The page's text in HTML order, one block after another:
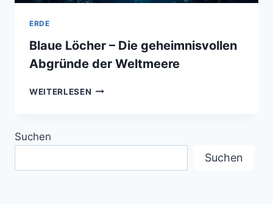
ERDE
Blaue Löcher – Die geheimnisvollen
Abgründe der Weltmeere
WEITERLESEN BLAUE
Suchen
Suchen